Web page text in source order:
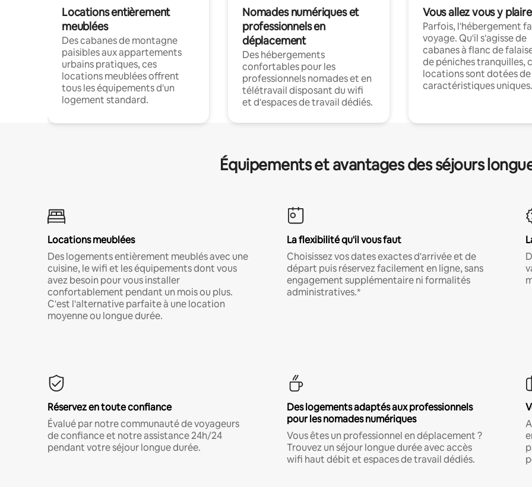
Locations entièrement
meublées
Des cabanes de montagne
paisibles aux appartements
urbains pratiques, ces
locations meublées offrent
tous les équipements d'un
logement standard.
Nomades numériques et
professionnels en
déplacement
Des hébergements
confortables pour les
professionnels nomades et en
télétravail disposant du wifi
et d'espaces de travail dédiés.
Vous allez vous y plaire
Parfois, l'hébergement
voyage. Qu'il s'agisse de
cabanes à flanc de
de péniches tranquilles,
locations sont dotées de
caractéristiques uniques.
Équipements et avantages des séjours
Locations meublées
Des logements entièrement meublés avec une
cuisine, le wifi et les équipements dont vous
avez besoin pour vous installer
confortablement pendant un mois ou plus.
C'est l'alternative parfaite à une location
moyenne ou longue durée.
La flexibilité qu'il vous faut
Choisissez vos dates exactes d'arrivée et de
départ puis réservez facilement en ligne, sans
engagement supplémentaire ni formalités
administratives.*
Réservez en toute confiance
Évalué par notre communauté de voyageurs
de confiance et notre assistance 24h/24
pendant votre séjour longue durée.
Des logements adaptés aux professionnels
pour les nomades numériques
Vous êtes un professionnel en déplacement ?
Trouvez un séjour longue durée avec accès
wifi haut débit et espaces de travail dédiés.